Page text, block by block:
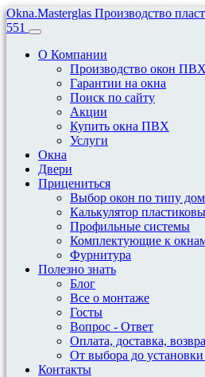
Okna.Masterglas Производство
551
О Компании
Производство окон ПВХ
Гарантии на окна
Поиск по сайту
Акции
Купить окна ПВХ
Услуги
Окна
Двери
Прицениться
Выбор окон по типу
Калькулятор
Профильные системы
Комплектующие к
Фурнитура
Полезно знать
Блог
Все о монтаже
Госты
Вопрос - Ответ
Оплата, доставка,
От выбора до
Контакты
Пластиковые
Продажа
пластиковых окон в
В квартиру